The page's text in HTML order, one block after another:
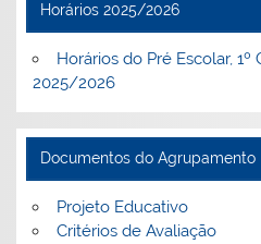
Horários 2025/2026
Horários do Pré Escolar, 1º
2025/2026
Documentos do Agrupamento
Projeto Educativo
Critérios de Avaliação